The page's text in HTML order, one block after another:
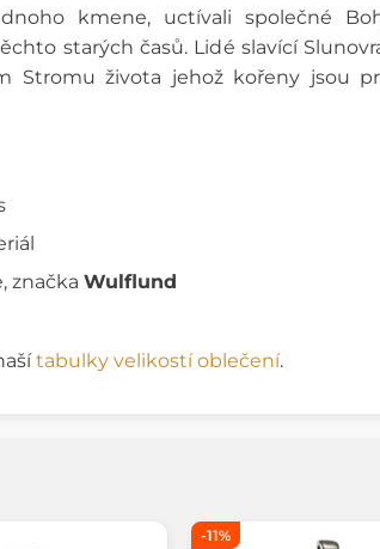
kmene, uctívali společné
starých časů. Lidé slavící
Stromu života jehož kořeny jsou
značka Wulflund
tabulky velikostí oblečení.
-11%